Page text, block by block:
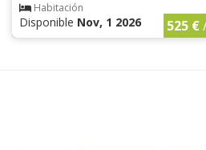
Habitación
Disponible Nov, 1 2026 525 €